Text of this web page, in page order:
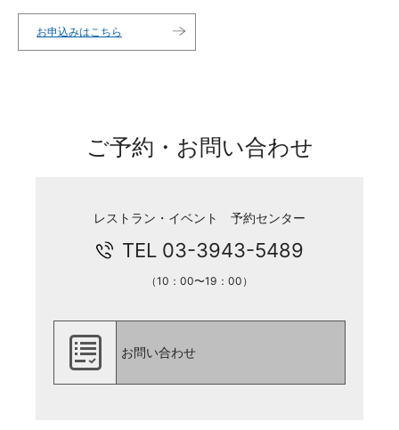
お申込みはこちら
ご予約・お問い合わせ
レストラン・イベント 予約センター
TEL 03-3943-5489
（10：00〜19：00）
お問い合わせ